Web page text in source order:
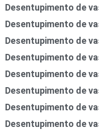
Desentupimento de
Desentupimento de
Desentupimento de
Desentupimento de
Desentupimento de
Desentupimento de
Desentupimento de
Desentupimento de